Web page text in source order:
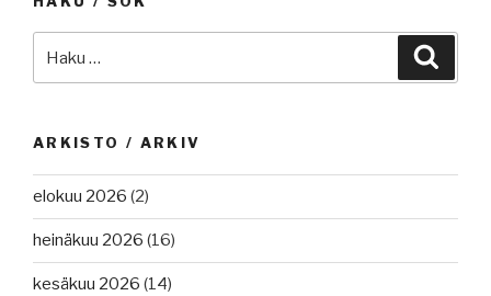
ARKISTO / ARKIV
elokuu 2026 (2)
heinäkuu 2026 (16)
kesäkuu 2026 (14)